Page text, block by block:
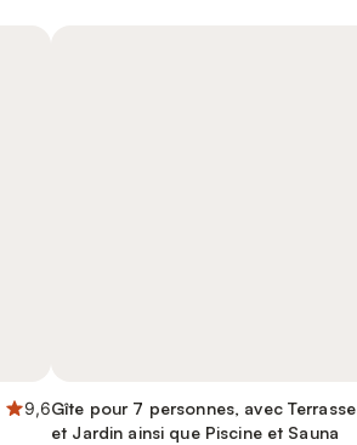
9,6Gîte pour 7 personnes, avec Terrasse
et Jardin ainsi que Piscine et Sauna